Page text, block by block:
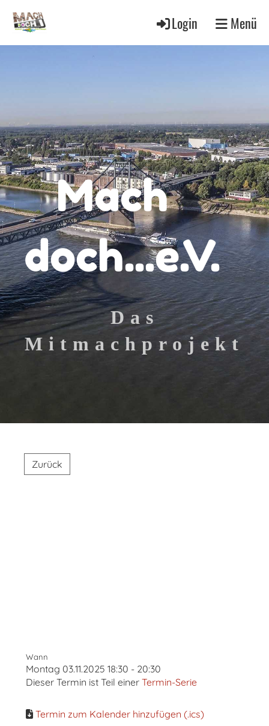
Login Menü
Mach
doch...e.V.
Das
Mitmachprojekt
Zurück
Wann
Montag 03.11.2025 18:30 - 20:30
Dieser Termin ist Teil einer Termin-Serie
Termin zum Kalender hinzufügen (.ics)